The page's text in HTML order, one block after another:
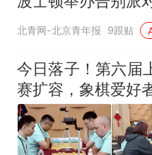
北青网-北京青年报 9跟贴
今日落子！第六届
赛扩容，象棋爱好